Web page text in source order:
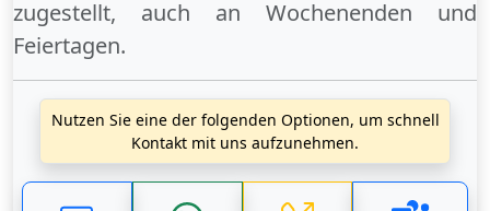
zugestellt, auch an Wochenenden und
Feiertagen.
Nutzen Sie eine der folgenden Optionen, um schnell
Kontakt mit uns aufzunehmen.